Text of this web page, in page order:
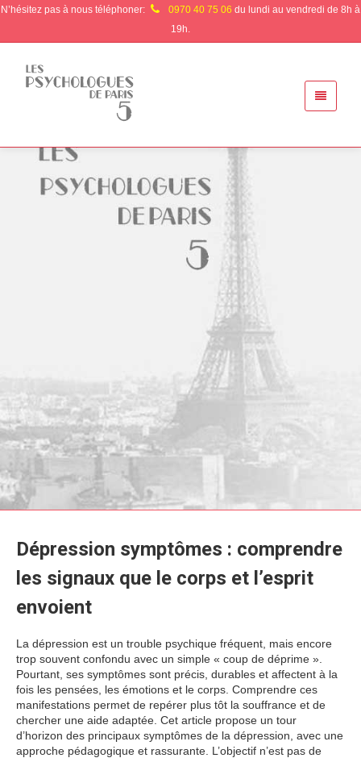
N’hésitez pas à nous téléphoner: 0970 40 75 06 du lundi au vendredi de 8h à
19h.
Dépression symptômes : comprendre
les signaux que le corps et l’esprit
envoient
La dépression est un trouble psychique fréquent, mais encore
trop souvent confondu avec un simple « coup de déprime ».
Pourtant, ses symptômes sont précis, durables et affectent à la
fois les pensées, les émotions et le corps. Comprendre ces
manifestations permet de repérer plus tôt la souffrance et de
chercher une aide adaptée. Cet article propose un tour
d’horizon des principaux symptômes de la dépression, avec une
approche pédagogique et rassurante. L’objectif n’est pas de